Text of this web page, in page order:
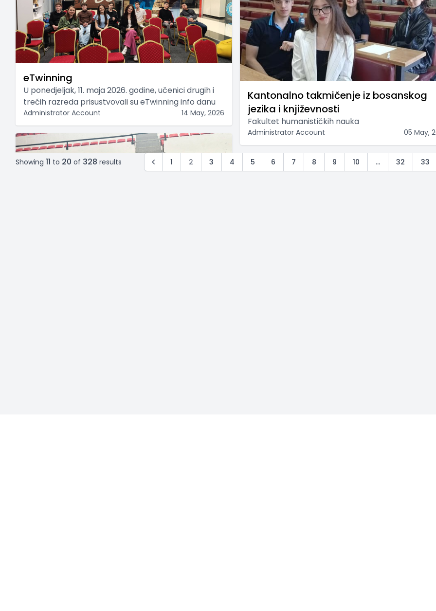
eTwinning
U ponedjeljak, 11. maja 2026. godine, učenici drugih i
trećih razreda prisustvovali su eTwinning info danu
Administrator Account 14 May, 2026
Kantonalno takmičenje iz bosanskog
jezika i književnosti
Fakultet humanističkih nauka
Administrator Account 05 May,
Showing 11 to 20 of 328 results 1 2 3 4 5 6 7 8 9 10 ... 32 33